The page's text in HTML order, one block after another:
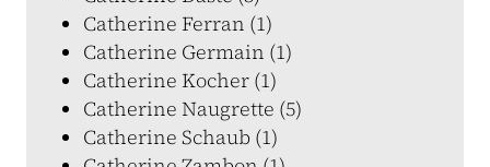
Catherine Ferran (1)
Catherine Germain (1)
Catherine Kocher (1)
Catherine Naugrette (5)
Catherine Schaub (1)